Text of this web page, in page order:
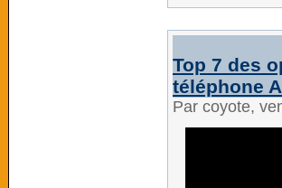
Top 7 des
téléphone
Par coyote,